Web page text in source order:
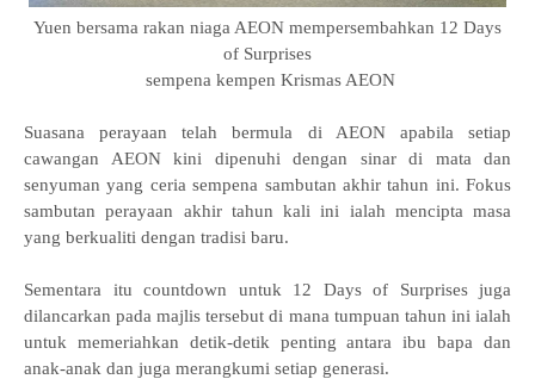
Yuen bersama rakan niaga AEON mempersembahkan 12 Days
of Surprises
sempena kempen Krismas AEON
Suasana perayaan telah bermula di AEON apabila setiap
cawangan AEON kini dipenuhi dengan sinar di mata dan
senyuman yang ceria sempena sambutan akhir tahun ini. Fokus
sambutan perayaan akhir tahun kali ini ialah mencipta masa
yang berkualiti dengan tradisi baru.
Sementara itu countdown untuk 12 Days of Surprises juga
dilancarkan pada majlis tersebut di mana tumpuan tahun ini ialah
untuk memeriahkan detik-detik penting antara ibu bapa dan
anak-anak dan juga merangkumi setiap generasi.